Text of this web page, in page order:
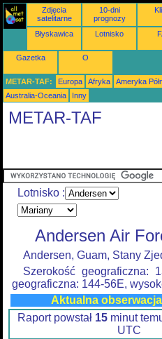
Zdjęcia
satelitarne
10-dni
prognozy
Błyskawica Lotnisko
Gazetka O
METAR-TAF: Europa Afryka Ameryka
Australia-Oceania
Inny
METAR-TAF
Lotnisko :
Andersen Air
Andersen, Guam, Stany
Szerokość geograficzna:
geograficzna: 144-56E,
Aktualna
Raport powstał 15minut
UTC